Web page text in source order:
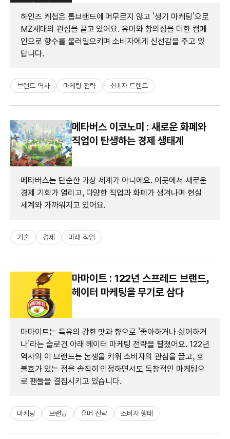
하인즈 케첩은 톱브랜드에 머무르지 않고 '생기 마케팅'으로
MZ세대의 관심을 끌고 있어요. 유머와 창의성을 더한 캠페
인으로 향수를 불러일으키며 소비자에게 신선감을 주고 있
답니다.
브랜드 역사 마케팅 전략 소비자 트렌드
메타버스 이코노미 : 새로운 화폐와
직업이 탄생하는 경제 생태계
메타버스는 단순한 가상 세계가 아니에요. 이곳에서 새로운
경제 기회가 열리고, 다양한 직업과 화폐가 생겨나며 현실
세계와 가까워지고 있어요.
기술 경제 미래 직업
마마이트 : 122년 스프레드 브랜드,
헤이터 마케팅을 무기로 삼다
마마이트는 특유의 강한 맛과 향으로 '좋아하거나 싫어하거
나'라는 슬로건 아래 헤이터 마케팅 전략을 펼쳤어요. 122년
역사의 이 브랜드는 논쟁을 키워 소비자의 관심을 끌고, 호
불호가 있는 점을 솔직히 인정하면서도 독창적인 마케팅으
로 팬들을 결집시키고 있습니다.
마케팅 브랜딩 유머 전략 소비자 행태